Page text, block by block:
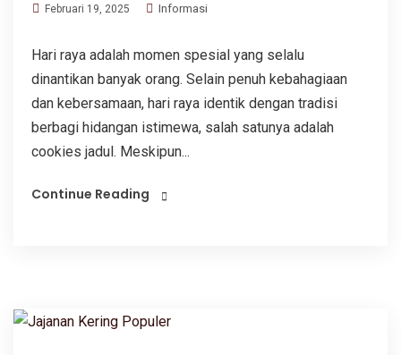
Februari 19, 2025 Informasi
Hari raya adalah momen spesial yang selalu
dinantikan banyak orang. Selain penuh kebahagiaan
dan kebersamaan, hari raya identik dengan tradisi
berbagi hidangan istimewa, salah satunya adalah
cookies jadul. Meskipun...
Continue Reading